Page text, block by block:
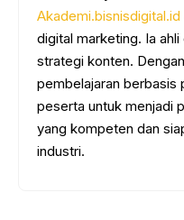
Akademi.bisnisdigital.id
digital marketing. Ia ahli
strategi konten.
pembelajaran berbasis
peserta untuk menjadi
yang kompeten dan
industri.